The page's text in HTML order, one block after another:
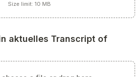
Size limit: 10 MB
aktuelles Transcript of